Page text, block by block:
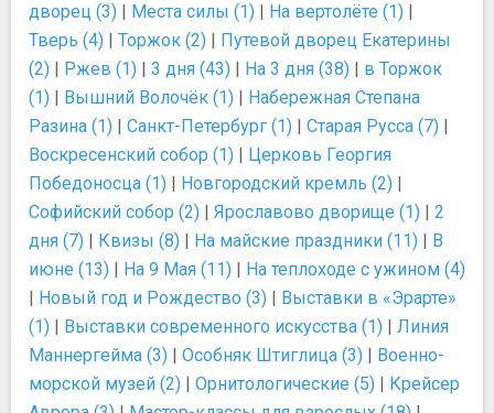
дворец (3) | Места силы (1) | На вертолёте (1) |
Тверь (4) | Торжок (2) | Путевой дворец Екатерины
(2) | Ржев (1) | 3 дня (43) | На 3 дня (38) | в Торжок
(1) | Вышний Волочёк (1) | Набережная Степана
Разина (1) | Санкт-Петербург (1) | Старая Русса (7) |
Воскресенский собор (1) | Церковь Георгия
Победоносца (1) | Новгородский кремль (2) |
Софийский собор (2) | Ярославово дворище (1) | 2
дня (7) | Квизы (8) | На майские праздники (11) | В
июне (13) | На 9 Мая (11) | На теплоходе с ужином (4)
| Новый год и Рождество (3) | Выставки в «Эрарте»
(1) | Выставки современного искусства (1) | Линия
Маннергейма (3) | Особняк Штиглица (3) | Военно-
морской музей (2) | Орнитологические (5) | Крейсер